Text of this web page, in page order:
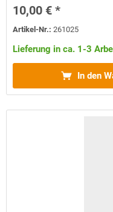
10,00 € *
Artikel-Nr.:261025
Lieferung in ca. 1-3
In den